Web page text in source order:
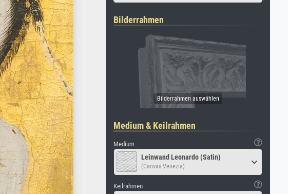
Bilderrahmen
Medium & Keilrahmen
Medium
Leinwand Leonardo (Satin)
(Canvas Venezia)
Keilrahmen